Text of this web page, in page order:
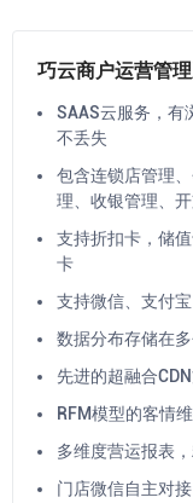
巧云商户运营管
SAAS云服务，有
不丢失
包含连锁店管理
理、收银管理、
支持折扣卡，储
卡
支持微信、支付
数据分布存储在
先进的超融合
RFM模型的客情
多维度营运报表
门店微信自主对